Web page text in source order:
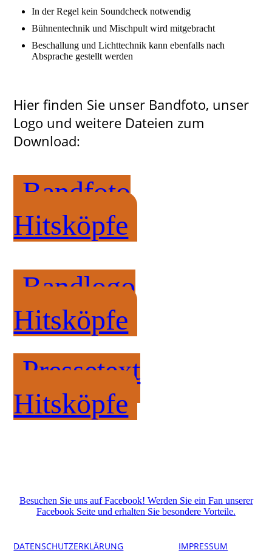
In der Regel kein Soundcheck notwendig
Bühnentechnik und Mischpult wird mitgebracht
Beschallung und Lichttechnik kann ebenfalls nach
Absprache gestellt werden
Hier finden Sie unser Bandfoto, unser
Logo und weitere Dateien zum
Download:
Bandfoto
Hitsköpfe
Bandlogo
Hitsköpfe
Pressetext
Hitsköpfe
Besuchen Sie uns auf Facebook! Werden Sie ein Fan unserer
Facebook Seite und erhalten Sie besondere Vorteile.
DATENSCHUTZERKLÄRUNG IMPRESSUM